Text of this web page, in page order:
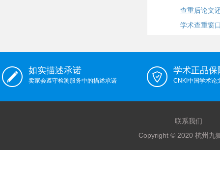
查重后论文
学术查重窗
如实描述承诺
卖家会遵守检测服务中的描述承诺
学术正品保
CNKI中国学术论
联系我们
Copyright © 2020 杭州九